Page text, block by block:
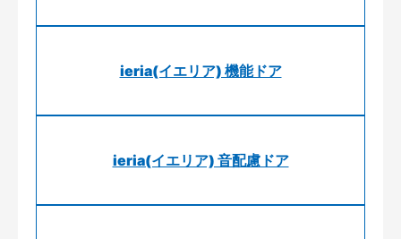
ieria(イエリア) 機能ドア
ieria(イエリア) 音配慮ドア